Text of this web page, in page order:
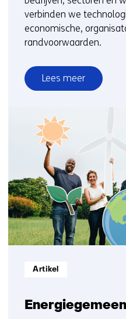
verbinden we
economische,
randvoorwaarden.
Lees meer
over
bedrijven
Informatietype:
Artikel